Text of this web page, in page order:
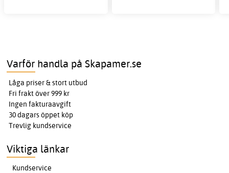
Varför handla på Skapamer.se
Låga priser & stort utbud
Fri frakt över 999 kr
Ingen fakturaavgift
30 dagars öppet köp
Trevlig kundservice
Viktiga länkar
Kundservice